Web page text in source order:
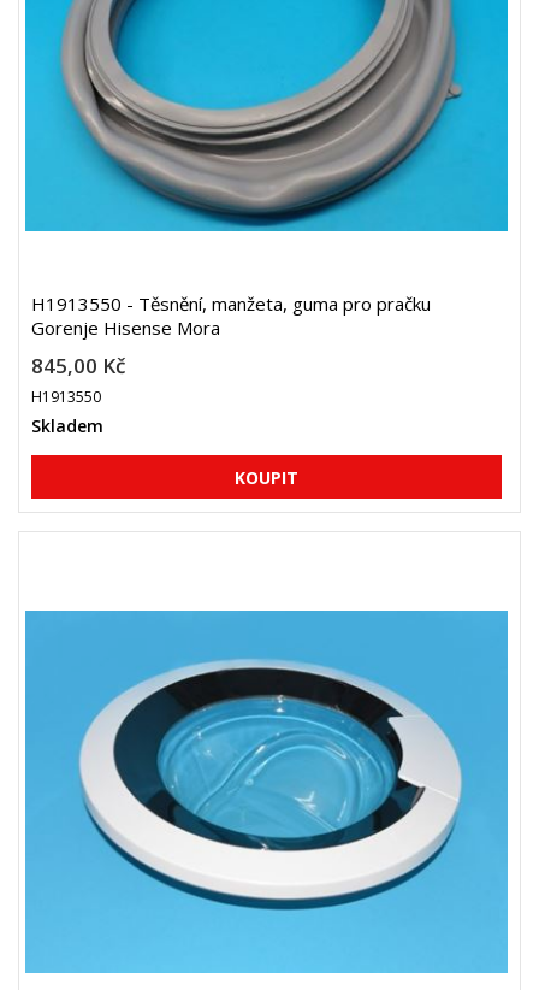
H1913550 - Těsnění, manžeta, guma pro pračku
Gorenje Hisense Mora
845,00 Kč
H1913550
Skladem